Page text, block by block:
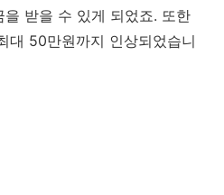
받을 수 있게 되었죠. 또한
대 50만원까지 인상되었습니